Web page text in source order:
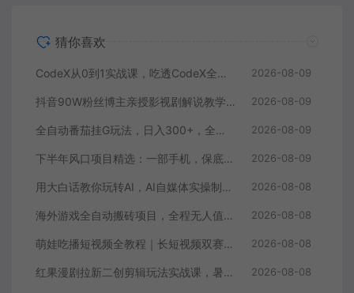
猜你喜欢
CodeX从0到1实战课，吃透CodeX全功能，零基础AI开发实战，从部署到高阶项目一键落地 2026-08-09
抖音90W粉丝博主亲授影视剧解说教学，选剧选题+文案模板+AI指令+剪辑配音+封面全流程变现，解锁精选独家收益 2026-08-09
全自动番茄挂G玩法，日入300+，全程无需人工，一台电脑即可开展【揭秘】 2026-08-09
下半年风口项目精选：一部手机，保底日入500+，做就有收益，长期稳定！【揭秘】 2026-08-09
用大白话教你玩转AI，AI自媒体实操制作变现，0基础也能上手，从内容到变现 2026-08-08
海外游戏全自动搬砖项目，全程无人值守自动运行，不用熬夜盯盘，轻松实现日入1k【揭秘】 2026-08-08
萌娃吃播短视频全教程｜长短视频双赛道实操，图文+视频零基础保姆式教学，伙伴计划-收徒-商单等多种变现方式 2026-08-08
红果漫剧拉新二创剪辑玩法实战课，暑假躺賺新风口，单个新用户佣金7米，日入4位数（更新0808） 2026-08-08